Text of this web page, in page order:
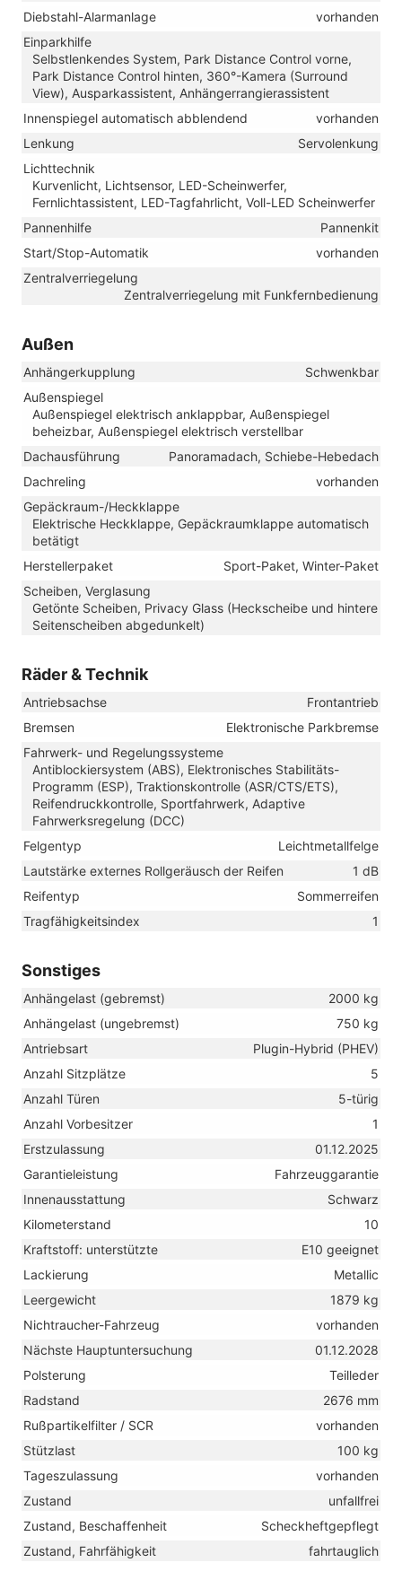
Diebstahl-Alarmanlage
vorhanden
Einparkhilfe
Selbstlenkendes System, Park Distance Control vorne,
Park Distance Control hinten, 360°-Kamera (Surround
View), Ausparkassistent, Anhängerrangierassistent
Innenspiegel automatisch abblendend
vorhanden
Lenkung
Servolenkung
Lichttechnik
Kurvenlicht, Lichtsensor, LED-Scheinwerfer,
Fernlichtassistent, LED-Tagfahrlicht, Voll-LED Scheinwerfer
Pannenhilfe
Pannenkit
Start/Stop-Automatik
vorhanden
Zentralverriegelung
Zentralverriegelung mit Funkfernbedienung
Außen
Anhängerkupplung
Schwenkbar
Außenspiegel
Außenspiegel elektrisch anklappbar, Außenspiegel
beheizbar, Außenspiegel elektrisch verstellbar
Dachausführung
Panoramadach, Schiebe-Hebedach
Dachreling
vorhanden
Gepäckraum-/Heckklappe
Elektrische Heckklappe, Gepäckraumklappe automatisch
betätigt
Herstellerpaket
Sport-Paket, Winter-Paket
Scheiben, Verglasung
Getönte Scheiben, Privacy Glass (Heckscheibe und hintere
Seitenscheiben abgedunkelt)
Räder & Technik
Antriebsachse
Frontantrieb
Bremsen
Elektronische Parkbremse
Fahrwerk- und Regelungssysteme
Antiblockiersystem (ABS), Elektronisches Stabilitäts-
Programm (ESP), Traktionskontrolle (ASR/CTS/ETS),
Reifendruckkontrolle, Sportfahrwerk, Adaptive
Fahrwerksregelung (DCC)
Felgentyp
Leichtmetallfelge
Lautstärke externes Rollgeräusch der Reifen
1 dB
Reifentyp
Sommerreifen
Tragfähigkeitsindex
1
Sonstiges
Anhängelast (gebremst)
2000 kg
Anhängelast (ungebremst)
750 kg
Antriebsart
Plugin-Hybrid (PHEV)
Anzahl Sitzplätze
5
Anzahl Türen
5-türig
Anzahl Vorbesitzer
1
Erstzulassung
01.12.2025
Garantieleistung
Fahrzeuggarantie
Innenausstattung
Schwarz
Kilometerstand
10
Kraftstoff: unterstützte
E10 geeignet
Lackierung
Metallic
Leergewicht
1879 kg
Nichtraucher-Fahrzeug
vorhanden
Nächste Hauptuntersuchung
01.12.2028
Polsterung
Teilleder
Radstand
2676 mm
Rußpartikelfilter / SCR
vorhanden
Stützlast
100 kg
Tageszulassung
vorhanden
Zustand
unfallfrei
Zustand, Beschaffenheit
Scheckheftgepflegt
Zustand, Fahrfähigkeit
fahrtauglich